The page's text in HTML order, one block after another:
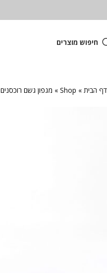
חיפוש מוצרים
דף הבית »
Shop
» מגפון גשם רוכסנים